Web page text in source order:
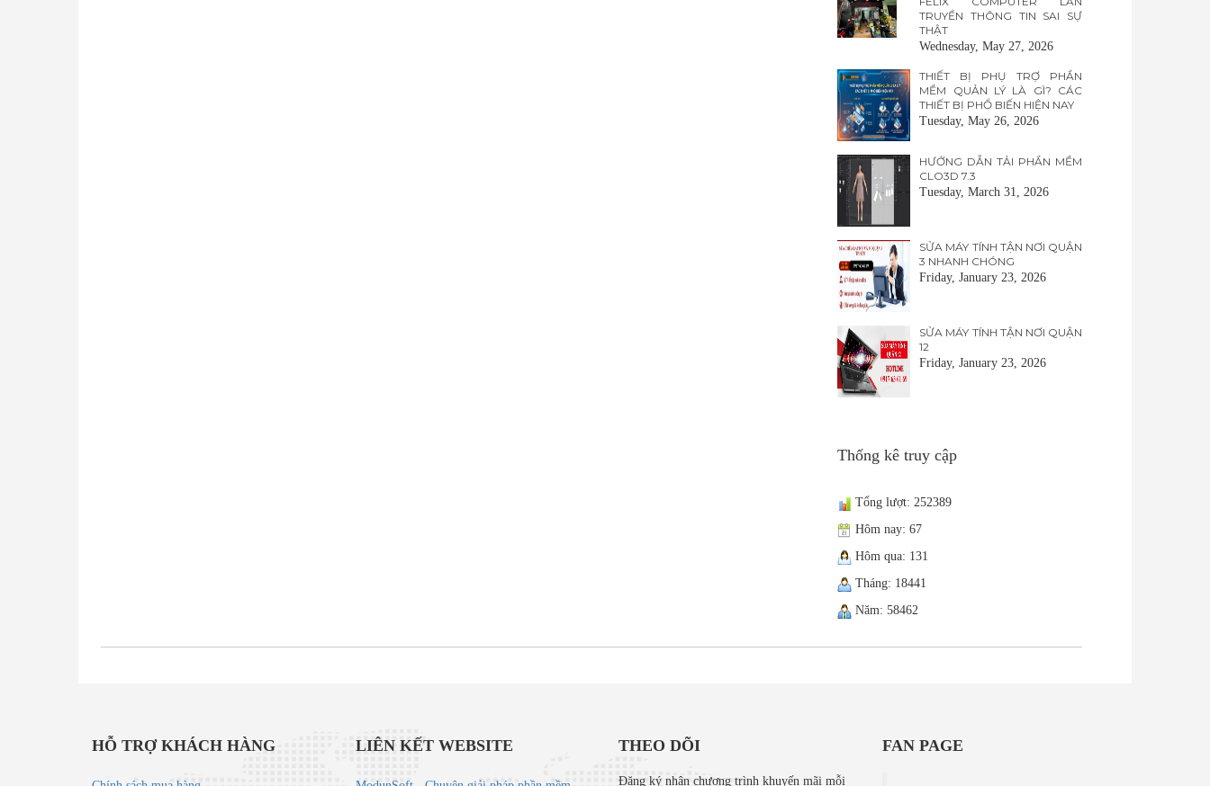
TRUYỀN THÔNG TIN SAI SỰ
THẬT
Wednesday, May 27, 2026
THIẾT BỊ PHỤ TRỢ PHẦN
MỀM QUẢN LÝ LÀ GÌ? CÁC
THIẾT BỊ PHỔ BIẾN HIỆN NAY
Tuesday, May 26, 2026
HƯỚNG DẪN TẢI PHẦN MỀM
CLO3D 7.3
Tuesday, March 31, 2026
SỬA MÁY TÍNH TẬN NƠI QUẬN
3 NHANH CHÓNG
Friday, January 23, 2026
SỬA MÁY TÍNH TẬN NƠI QUẬN
12
Friday, January 23, 2026
Thống kê truy cập
Tổng lượt: 252389
Hôm nay: 67
Hôm qua: 131
Tháng: 18441
Năm: 58462
HỖ TRỢ KHÁCH HÀNG LIÊN KẾT WEBSITE THEO DÕI
Đăng ký nhận chương trình khuyến mãi mỗi
FAN PAGE